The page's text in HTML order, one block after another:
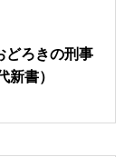
どろきの刑事
新書）